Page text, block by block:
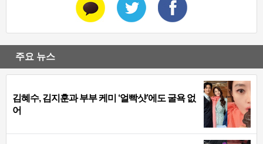
주요 뉴스
김혜수, 김지훈과 부부 케미 ‘얼빡샷’에도 굴욕 없
어